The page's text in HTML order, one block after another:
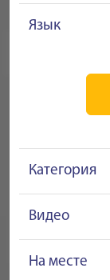
Язык
Категория
Видео
На месте